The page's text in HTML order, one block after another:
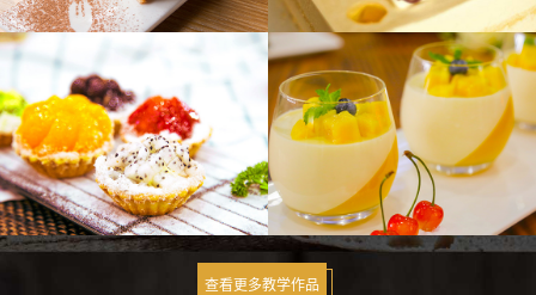
芒果蓝莓派 抹茶慕斯
草莓提拉米苏 水果蛋糕
查看更多教学作品